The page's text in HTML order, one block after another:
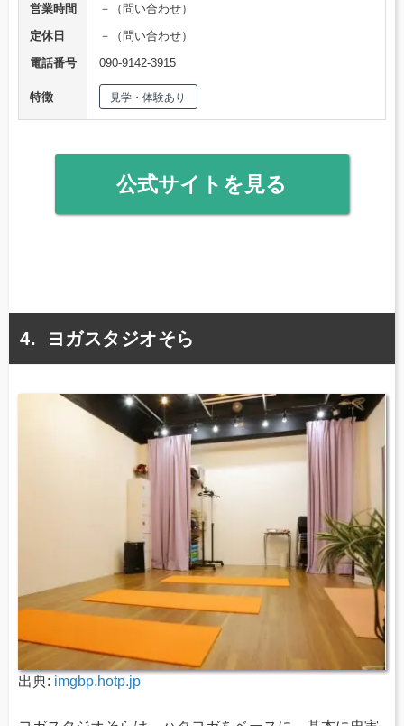
営業時間
－（問い合わせ）
定休日
－（問い合わせ）
電話番号
090-9142-3915
特徴 見学・体験あり
公式サイトを見る
ヨガスタジオそら
出典: imgbp.hotp.jp